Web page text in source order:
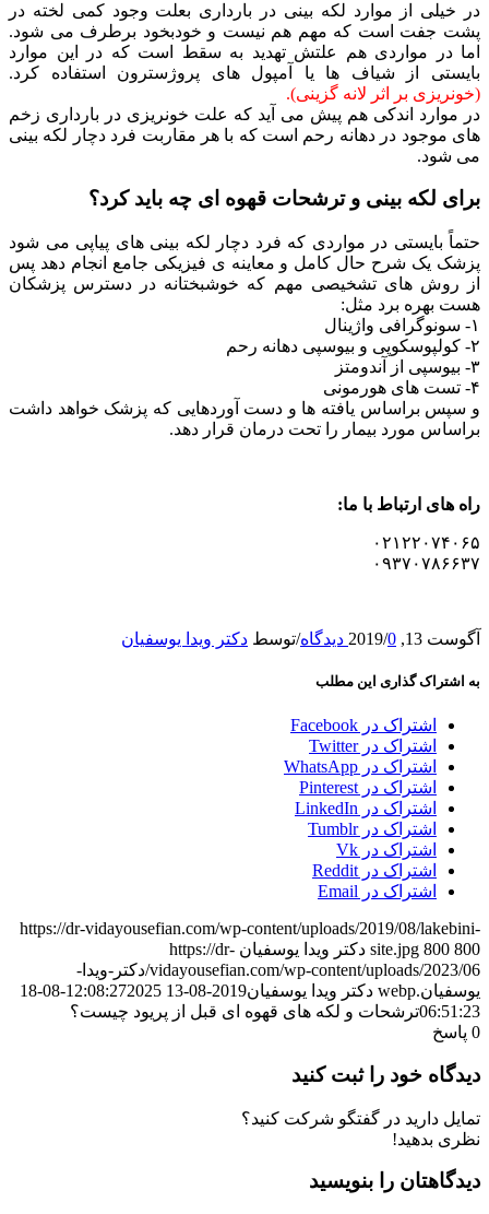
در خیلی از موارد لکه بینی در بارداری بعلت وجود کمی لخته در
پشت جفت است که مهم هم نیست و خودبخود برطرف می شود.
اما در مواردی هم علتش تهدید به سقط است که در این موارد
بایستی از شیاف ها یا آمپول های پروژسترون استفاده کرد.
(خونریزی بر اثر لانه گزینی).
در موارد اندکی هم پیش می آید که علت خونریزی در بارداری زخم
های موجود در دهانه رحم است که با هر مقاربت فرد دچار لکه بینی
می شود.
برای لکه بینی و ترشحات قهوه ای چه باید کرد؟
حتماً بایستی در مواردی که فرد دچار لکه بینی های پیاپی می شود
پزشک یک شرح حال کامل و معاینه ی فیزیکی جامع انجام دهد پس
از روش های تشخیصی مهم که خوشبختانه در دسترس پزشکان
هست بهره برد مثل:
۱- سونوگرافی واژینال
۲- کولپوسکوپی و بیوسپی دهانه رحم
۳- بیوسپی از آندومتز
۴- تست های هورمونی
و سپس براساس یافته ها و دست آوردهایی که پزشک خواهد داشت
براساس مورد بیمار را تحت درمان قرار دهد.
راه های ارتباط با ما:
۰۲۱۲۲۰۷۴۰۶۵
۰۹۳۷۰۷۸۶۶۳۷
آگوست 13, 2019 /0 دیدگاه‌ /توسط دکتر ویدا یوسفیان
به اشتراک گذاری این مطلب
اشتراک‌ در Facebook
اشتراک‌ در Twitter
اشتراک در WhatsApp
اشتراک‌ در Pinterest
اشتراک‌ در LinkedIn
اشتراک‌ در Tumblr
اشتراک‌ در Vk
اشتراک‌ در Reddit
اشتراک در Email
https://dr-vidayousefian.com/wp-content/uploads/2019/08/lakebini-
site.jpg 800 800 دکتر ویدا یوسفیان https://dr-
vidayousefian.com/wp-content/uploads/2023/06/دکتر-ویدا-
یوسفیان.webp
دکتر ویدا یوسفیان2019-08-13 12:08:27
2025-08-18
06:51:23ترشحات و لکه های قهوه ای قبل از پریود چیست؟
0 پاسخ
دیدگاه خود را ثبت کنید
تمایل دارید در گفتگو شرکت کنید؟
نظری بدهید!
دیدگاهتان را بنویسید